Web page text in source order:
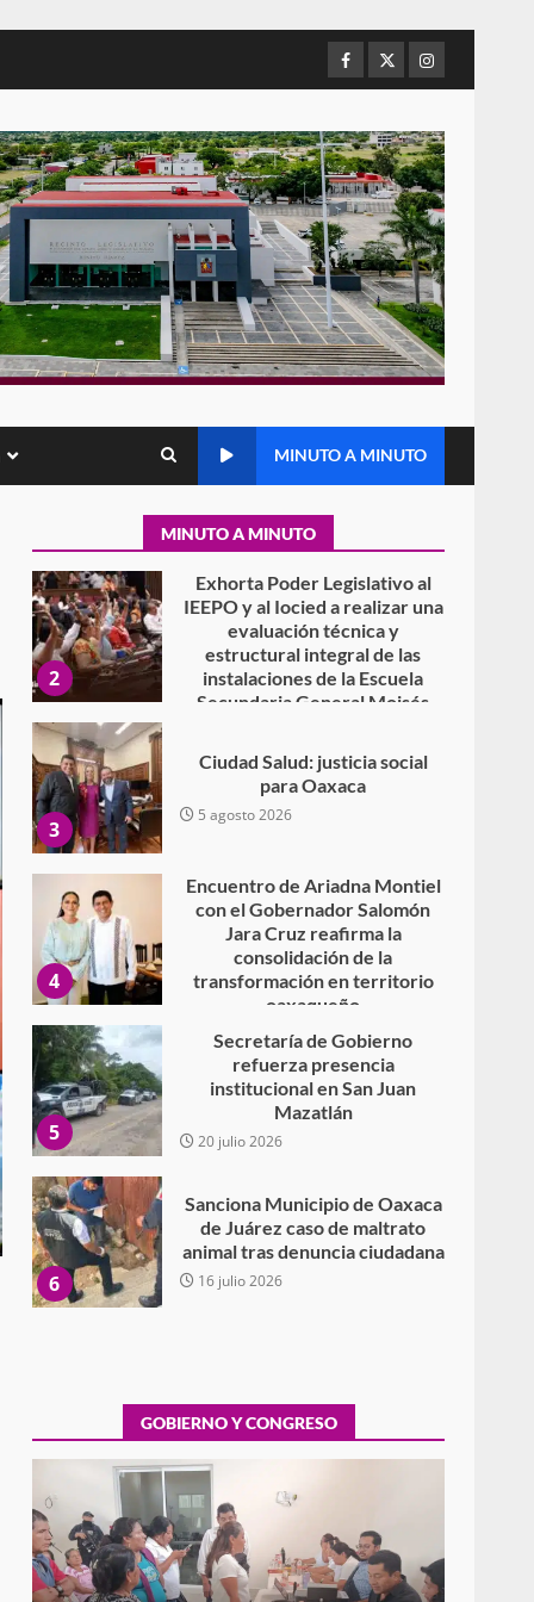
Facebook
TwitterInstagram
MINUTO A MINUTO
MINUTO A MINUTO
institucional en San Juan
Mazatlán
6
Sanciona Municipio de Oaxaca
de Juárez caso de maltrato
animal tras denuncia ciudadana
16 julio 2026
7
Detienen a Ernesto Ruffo en
Baja California; FGR lo investiga
por presuntos delitos de
delincuencia organizada y
contrabando
Avanza con orden y
tranquilidad el proceso
electoral extraordinario de
7 agosto 2026
2
Exhorta Poder Legislativo al
IEEPO y al Iocied a realizar una
evaluación técnica y
estructural integral de las
instalaciones de la Escuela
Secundaria General Moisés
5 agosto 2026
3
Ciudad Salud: justicia social
para Oaxaca
5 agosto 2026
4
Encuentro de Ariadna Montiel
con el Gobernador Salomón
Jara Cruz reafirma la
consolidación de la
transformación en territorio
oaxaqueño
30 julio 2026
5
Secretaría de Gobierno
refuerza presencia
institucional en San Juan
Mazatlán
20 julio 2026
6
Sanciona Municipio de Oaxaca
de Juárez caso de maltrato
animal tras denuncia ciudadana
16 julio 2026
7
delincuencia organizada y
contrabando
16 julio 2026
1
Avanza con orden y
tranquilidad el proceso
electoral extraordinario de
Santiago Xanica: Jesús Romero
7 agosto 2026
GOBIERNO Y CONGRESO
Exhorta Poder Legislativo al IEEPO y al Iocied
a realizar una evaluación técnica y